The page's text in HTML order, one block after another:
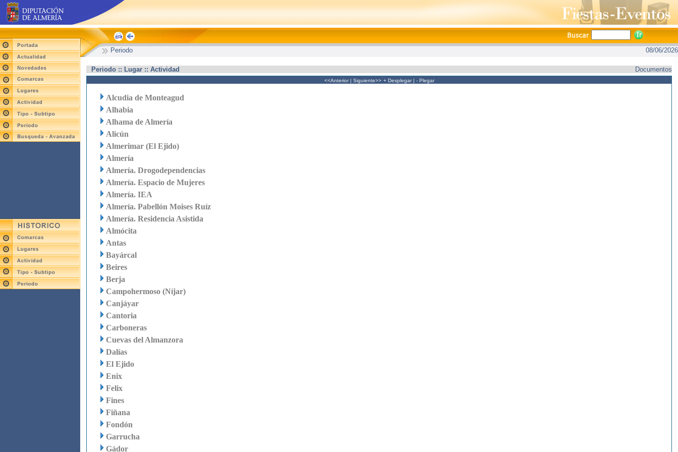
Periodo 08/06/2026
Periodo :: Lugar :: Actividad Documentos
<<Anterior| Siguiente>> + Desplegar| - Plegar
Alcudia de Monteagud
Alhabia
Alhama de Almería
Alicún
Almerimar (El Ejido)
Almería
Almería. Drogodependencias
Almería. Espacio de Mujeres
Almería. IEA
Almería. Pabellón Moises Ruíz
Almería. Residencia Asistida
Almócita
Antas
Bayárcal
Beires
Berja
Campohermoso (Níjar)
Canjáyar
Cantoria
Carboneras
Cuevas del Almanzora
Dalías
El Ejido
Enix
Felix
Fines
Fiñana
Fondón
Garrucha
Gádor